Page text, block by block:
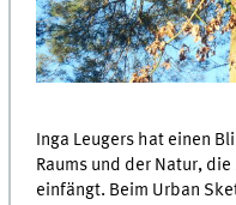
Inga Leugers hat einen
Raums und der Natur,
einfängt. Beim Urban